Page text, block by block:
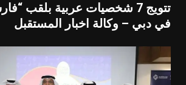
تتويج 7 شخصيات عربية بلقب
في دبي – وكالة اخبار المستقبل